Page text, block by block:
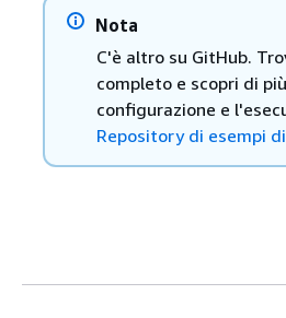
Nota
C'è altro su GitHub.
completo e scopri di
configurazione e
Repository di esempi